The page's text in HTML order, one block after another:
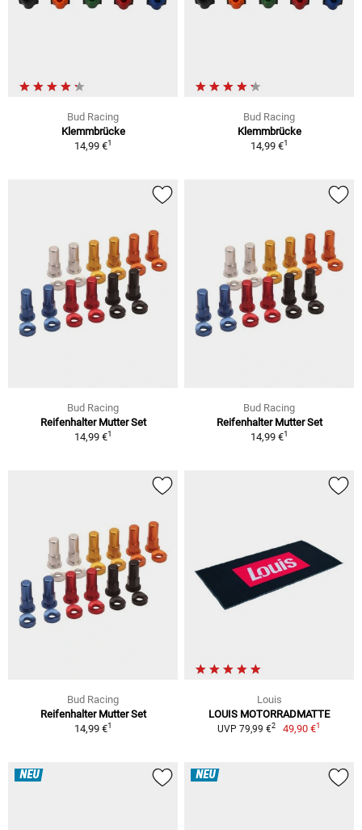
Bud Racing
Klemmbrücke
14,99 €1
Bud Racing
Klemmbrücke
14,99 €1
Bud Racing
Reifenhalter Mutter Set
14,99 €1
Bud Racing
Reifenhalter Mutter Set
14,99 €1
Bud Racing
Reifenhalter Mutter Set
14,99 €1
Louis
LOUIS MOTORRADMATTE
UVP 79,99 €2 49,90 €1
NEU NEU